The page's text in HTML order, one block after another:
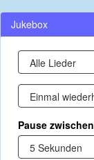
Jukebox
Pause